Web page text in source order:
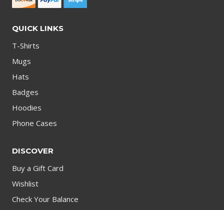
QUICK LINKS
T-Shirts
Mugs
Hats
Badges
Hoodies
Phone Cases
DISCOVER
Buy a Gift Card
Wishlist
Check Your Balance